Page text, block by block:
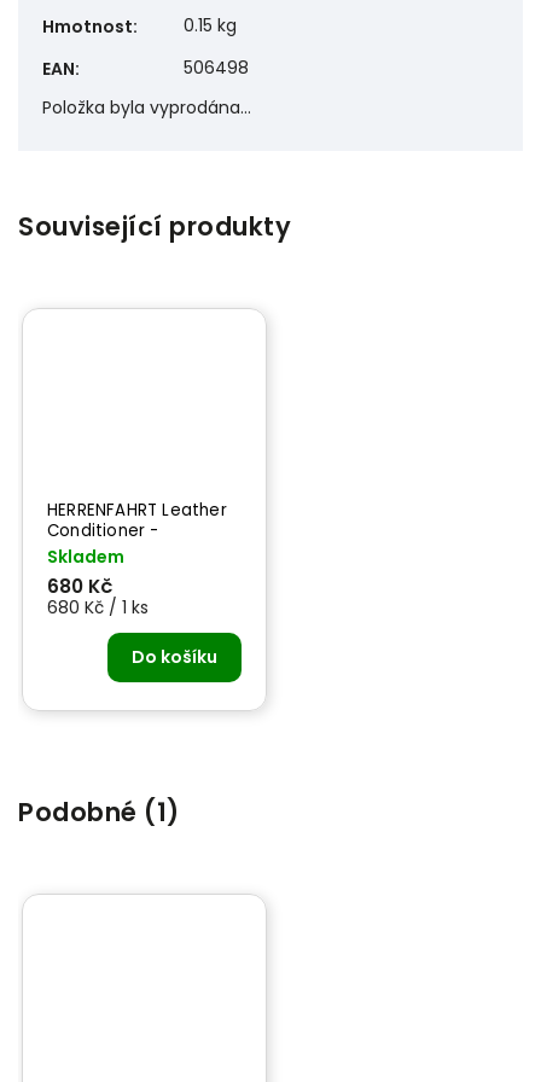
Hmotnost:
0.15 kg
EAN:
506498
Položka byla vyprodána…
Související produkty
HERRENFAHRT Leather
Conditioner -
kondicionér na kůži 150
Skladem
680 Kč
680 Kč / 1 ks
Do košíku
Podobné (1)